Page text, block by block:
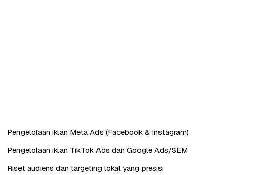
Pengelolaan iklan Meta Ads (Facebook & Instagram)
Pengelolaan iklan TikTok Ads dan Google Ads/SEM
Riset audiens dan targeting lokal yang presisi